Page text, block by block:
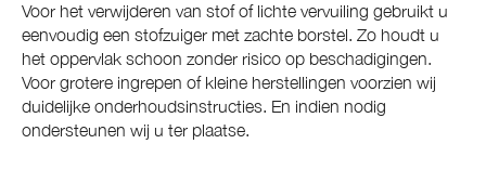
Voor het verwijderen van stof of lichte vervuiling gebruikt u
eenvoudig een stofzuiger met zachte borstel. Zo houdt u
het oppervlak schoon zonder risico op beschadigingen.
Voor grotere ingrepen of kleine herstellingen voorzien wij
duidelijke onderhoudsinstructies. En indien nodig
ondersteunen wij u ter plaatse.